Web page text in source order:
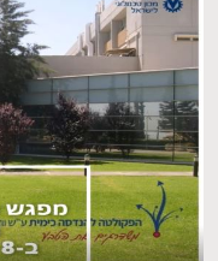
EN
צרו קשר